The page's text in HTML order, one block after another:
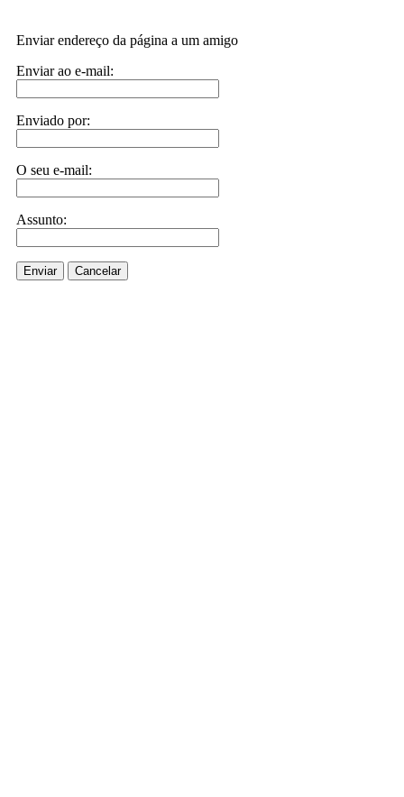
Enviar endereço da página a um amigo
Enviar ao e-mail:
Enviado por:
O seu e-mail:
Assunto:
Enviar Cancelar